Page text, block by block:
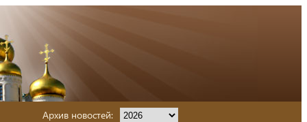
Архив новостей: